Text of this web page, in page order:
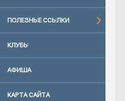
ПОЛЕЗНЫЕ ССЫЛКИ
КЛУБЫ
АФИША
КАРТА САЙТА